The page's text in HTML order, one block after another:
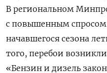
В региональном
с повышенным
начавшегося сезона
того, перебои
«Бензин и дизель